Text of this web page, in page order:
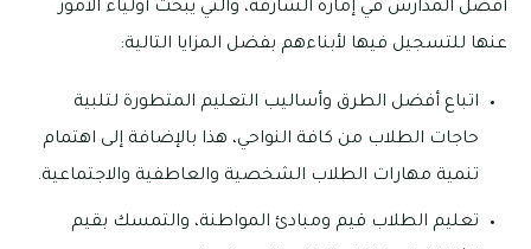
أفضل المدارس في إمارة الشارقة، والتي يبحث أولياء الأمور
عنها للتسجيل فيها لأبناءهم بفضل المزايا التالية:
اتباع أفضل الطرق وأساليب التعليم المتطورة لتلبية
حاجات الطلاب من كافة النواحي، هذا بالإضافة إلى اهتمام
تنمية مهارات الطلاب الشخصية والعاطفية والاجتماعية.
تعليم الطلاب قيم ومبادئ المواطنة، والتمسك بقيم